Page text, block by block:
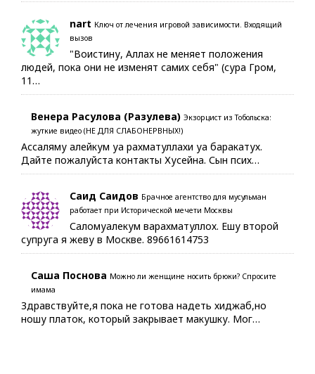
nart Ключ от лечения игровой зависимости. Входящий
вызов
"Воистину, Аллах не меняет положения
людей, пока они не изменят самих себя" (сура Гром,
11…
Венера Расулова (Разулева) Экзорцист из Тобольска:
жуткие видео (НЕ ДЛЯ СЛАБОНЕРВНЫХ!)
Ассаляму алейкум уа рахматуллахи уа баракатух.
Дайте пожалуйста контакты Хусейна. Сын псих…
Саид Саидов Брачное агентство для мусульман
работает при Исторической мечети Москвы
Саломуалекум варахматуллох. Ешу второй
супруга я жеву в Москве. 89661614753
Саша Поснова Можно ли женщине носить брюки? Спросите
имама
Здравствуйте,я пока не готова надеть хиджаб,но
ношу платок, который закрывает макушку. Мог…